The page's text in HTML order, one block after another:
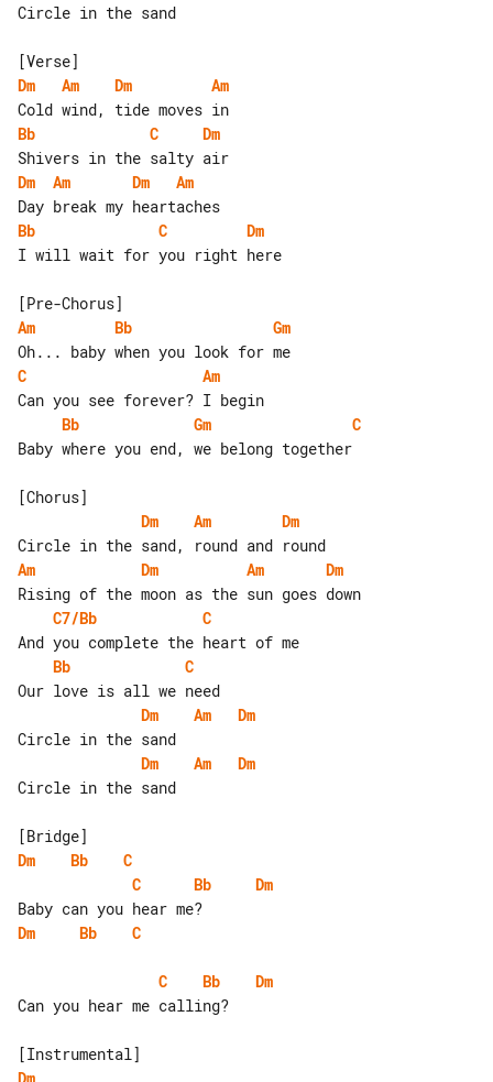
Circle in the sand
Dm
Am Dm
Am
Bb
C
Dm
Dm
Am Dm
Am
Bb
C
Dm
I will wait for you right here
Am
Bb
Gm
C
Am
Bb
Gm
C
Baby where you end, we belong together
Dm
Am
Dm
Am
Dm Am
Dm
C7/Bb
C
Bb
C
Dm
Am
Dm
Dm
Am
Dm
Circle in the sand
Dm
Bb
C
C
Bb
Dm
Dm
Bb C
C Bb
Dm
Can you hear me calling?